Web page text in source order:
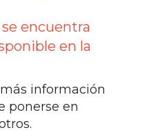
encuentra
en la
información
ponerse en